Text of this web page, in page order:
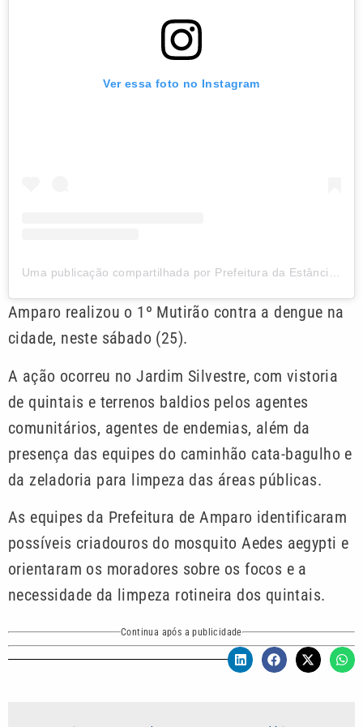
Ver essa foto no Instagram
Uma publicação compartilhada por Prefeitura da Estância de Amparo (@prefeituradeamparo)
Amparo realizou o 1º Mutirão contra a dengue na
cidade, neste sábado (25).
A ação ocorreu no Jardim Silvestre, com vistoria
de quintais e terrenos baldios pelos agentes
comunitários, agentes de endemias, além da
presença das equipes do caminhão cata-bagulho e
da zeladoria para limpeza das áreas públicas.
As equipes da Prefeitura de Amparo identificaram
possíveis criadouros do mosquito Aedes aegypti e
orientaram os moradores sobre os focos e a
necessidade da limpeza rotineira dos quintais.
Continua após a publicidade